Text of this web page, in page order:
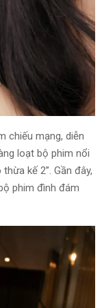
chiếu mạng, diễn
loạt bộ phim nổi
thừa kế 2”. Gần đây,
phim đình đám